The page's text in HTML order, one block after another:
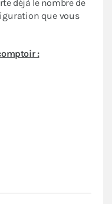
déjà le nombre de
que vous
: